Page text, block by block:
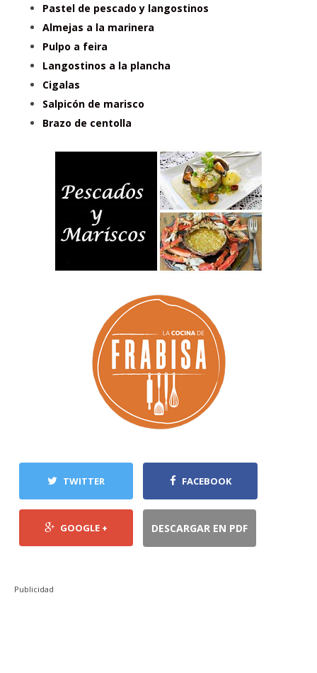
Pastel de pescado y langostinos
Almejas a la marinera
Pulpo a feira
Langostinos a la plancha
Cigalas
Salpicón de marisco
Brazo de centolla
TWITTER FACEBOOK
GOOGLE + DESCARGAR EN PDF
Publicidad